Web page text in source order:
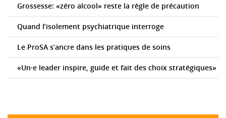
Grossesse: «zéro alcool» reste la règle de précaution
Quand l’isolement psychiatrique interroge
Le ProSA s’ancre dans les pratiques de soins
«Un·e leader inspire, guide et fait des choix stratégiques»